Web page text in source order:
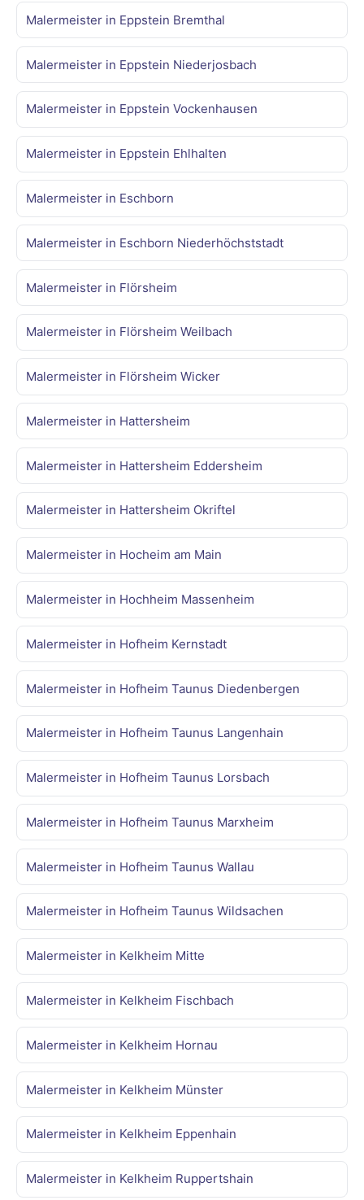
Malermeister in Eppstein Bremthal
Malermeister in Eppstein Niederjosbach
Malermeister in Eppstein Vockenhausen
Malermeister in Eppstein Ehlhalten
Malermeister in Eschborn
Malermeister in Eschborn Niederhöchststadt
Malermeister in Flörsheim
Malermeister in Flörsheim Weilbach
Malermeister in Flörsheim Wicker
Malermeister in Hattersheim
Malermeister in Hattersheim Eddersheim
Malermeister in Hattersheim Okriftel
Malermeister in Hocheim am Main
Malermeister in Hochheim Massenheim
Malermeister in Hofheim Kernstadt
Malermeister in Hofheim Taunus Diedenbergen
Malermeister in Hofheim Taunus Langenhain
Malermeister in Hofheim Taunus Lorsbach
Malermeister in Hofheim Taunus Marxheim
Malermeister in Hofheim Taunus Wallau
Malermeister in Hofheim Taunus Wildsachen
Malermeister in Kelkheim Mitte
Malermeister in Kelkheim Fischbach
Malermeister in Kelkheim Hornau
Malermeister in Kelkheim Münster
Malermeister in Kelkheim Eppenhain
Malermeister in Kelkheim Ruppertshain